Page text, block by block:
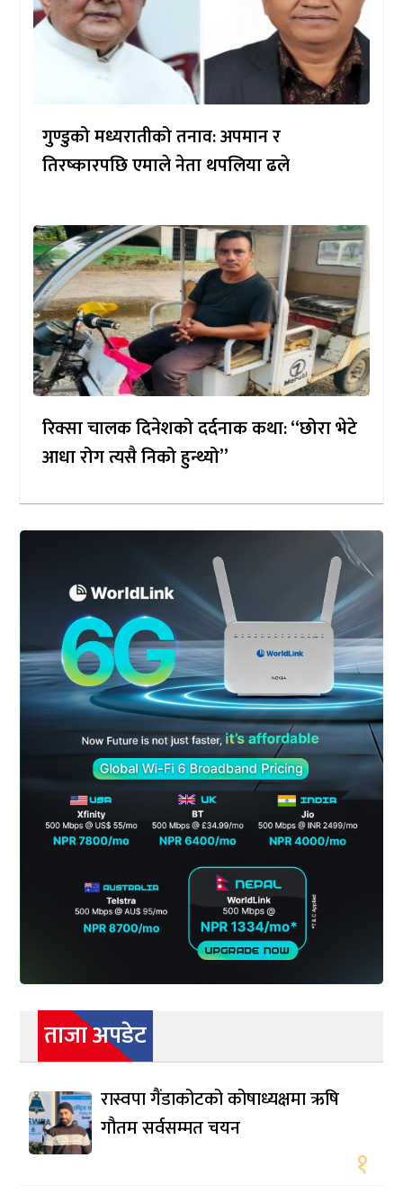
गुण्डुको मध्यरातीको तनाव: अपमान र
तिरष्कारपछि एमाले नेता थपलिया ढले
रिक्सा चालक दिनेशको दर्दनाक कथा: “छोरा भेटे
आधा रोग त्यसै निको हुन्थ्यो”
ताजा अपडेट
रास्वपा गैंडाकोटको कोषाध्यक्षमा ऋषि
गौतम सर्वसम्मत चयन
१